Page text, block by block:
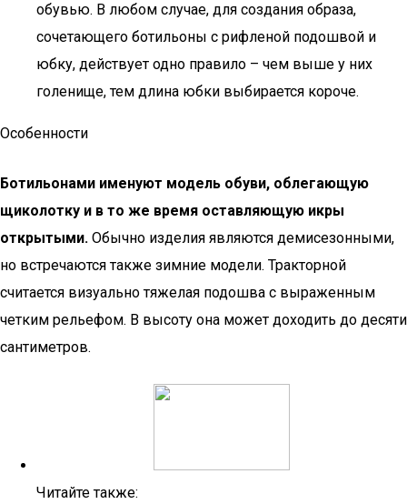
обувью. В любом случае, для создания образа,
сочетающего ботильоны с рифленой подошвой и
юбку, действует одно правило – чем выше у них
голенище, тем длина юбки выбирается короче.
Особенности
Ботильонами именуют модель обуви, облегающую
щиколотку и в то же время оставляющую икры
открытыми. Обычно изделия являются демисезонными,
но встречаются также зимние модели. Тракторной
считается визуально тяжелая подошва с выраженным
четким рельефом. В высоту она может доходить до десяти
сантиметров.
Читайте также: